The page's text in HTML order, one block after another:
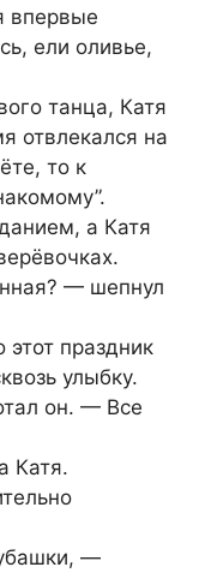
впервые
ели оливье,
танца, Катя
отвлекался на
то к
а Катя
— шепнул
праздник
улыбку.
он. — Все
Катя.
—